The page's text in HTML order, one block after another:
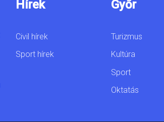
Hírek
Civil hírek
Sport hírek
Győr
Turizmus
Kultúra
Sport
Oktatás